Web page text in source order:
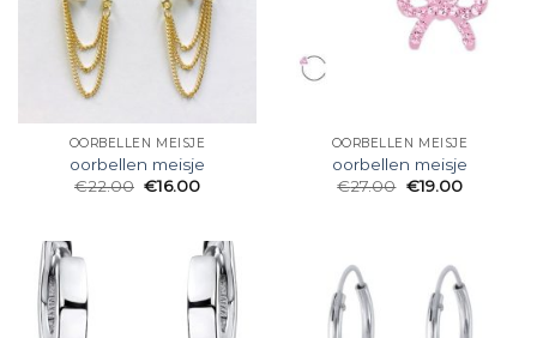
OORBELLEN MEISJE
oorbellen meisje
€22.00 €16.00
OORBELLEN MEISJE
oorbellen meisje
€27.00 €19.00